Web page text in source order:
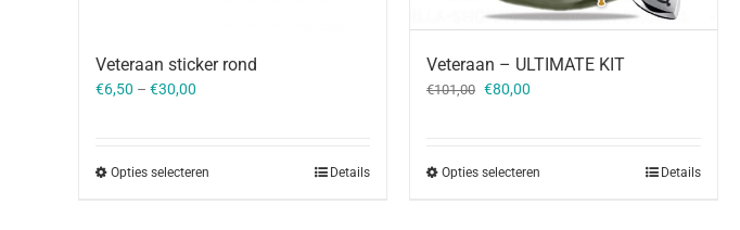
Veteraan sticker rond
€6,50 – €30,00
Opties selecteren Details
Veteraan – ULTIMATE KIT
€101,00 Oorspronkelijke
€80,00
Opties selecteren Details